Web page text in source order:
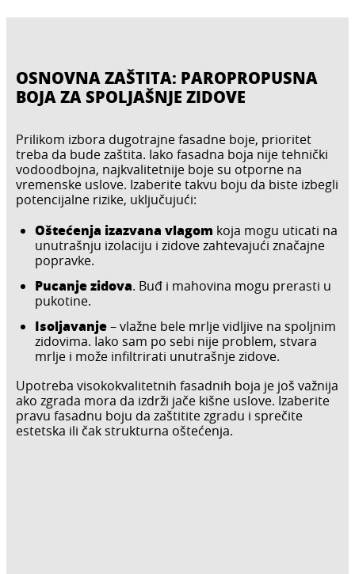
OSNOVNA ZAŠTITA: PAROPROPUSNA
BOJA ZA SPOLJAŠNJE ZIDOVE
Prilikom izbora dugotrajne fasadne boje, prioritet
treba da bude zaštita. Iako fasadna boja nije tehnički
vodoodbojna, najkvalitetnije boje su otporne na
vremenske uslove. Izaberite takvu boju da biste izbegli
potencijalne rizike, uključujući:
Oštećenja izazvana vlagom koja mogu uticati na
unutrašnju izolaciju i zidove zahtevajući značajne
popravke.
Pucanje zidova. Buđ i mahovina mogu prerasti u
pukotine.
Isoljavanje– vlažne bele mrlje vidljive na spoljnim
zidovima. Iako sam po sebi nije problem, stvara
mrlje i može infiltrirati unutrašnje zidove.
Upotreba visokokvalitetnih fasadnih boja je još važnija
ako zgrada mora da izdrži jače kišne uslove. Izaberite
pravu fasadnu boju da zaštitite zgradu i sprečite
estetska ili čak strukturna oštećenja.